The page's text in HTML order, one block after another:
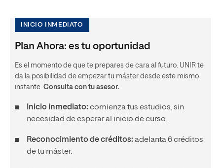
INICIO INMEDIATO
Plan Ahora: es tu oportunidad
Es el momento de que te prepares de cara al futuro. UNIR te
da la posibilidad de empezar tu máster desde este mismo
instante. Consulta con tu asesor.
Inicio inmediato: comienza tus estudios, sin
necesidad de esperar al inicio de curso.
Reconocimiento de créditos: adelanta 6 créditos
de tu máster.